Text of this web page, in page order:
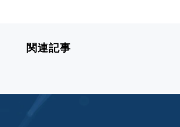
関連記事